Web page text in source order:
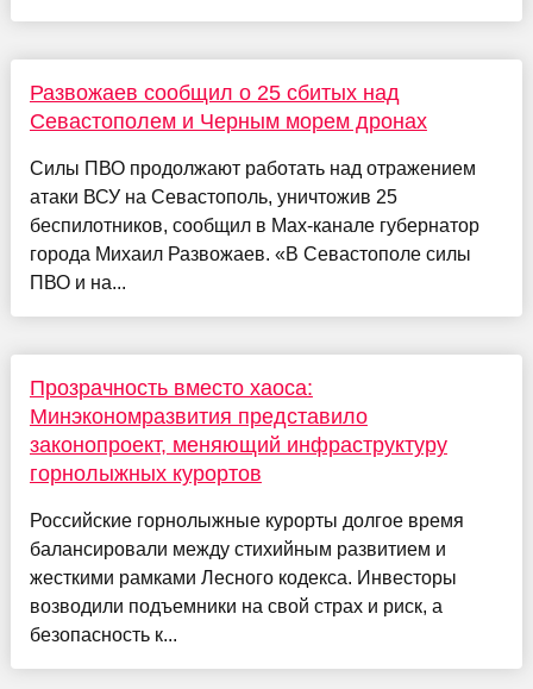
Развожаев сообщил о 25 сбитых над
Севастополем и Черным морем дронах
Силы ПВО продолжают работать над отражением
атаки ВСУ на Севастополь, уничтожив 25
беспилотников, сообщил в Max-канале губернатор
города Михаил Развожаев. «В Севастополе силы
ПВО и на...
Прозрачность вместо хаоса:
Минэкономразвития представило
законопроект, меняющий инфраструктуру
горнолыжных курортов
Российские горнолыжные курорты долгое время
балансировали между стихийным развитием и
жесткими рамками Лесного кодекса. Инвесторы
возводили подъемники на свой страх и риск, а
безопасность к...